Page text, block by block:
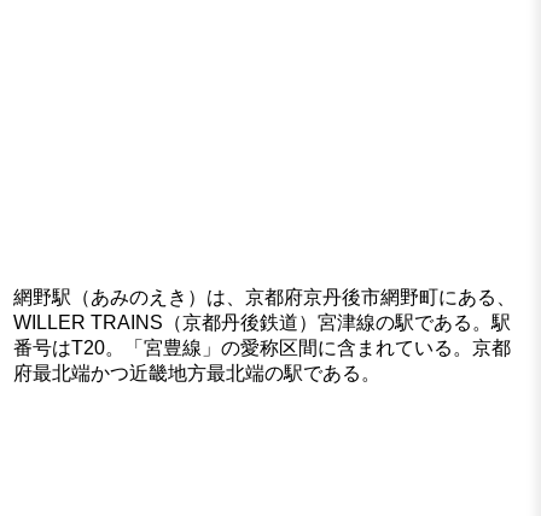
網野駅（あみのえき）は、京都府京丹後市網野町にある、
WILLER TRAINS（京都丹後鉄道）宮津線の駅である。駅
番号はT20。「宮豊線」の愛称区間に含まれている。京都
府最北端かつ近畿地方最北端の駅である。